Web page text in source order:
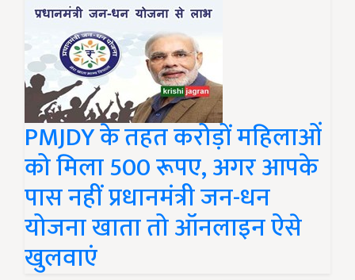
PMJDY के तहत करोड़ों महिलाओं
को मिला 500 रूपए, अगर आपके
पास नहीं प्रधानमंत्री जन-धन
योजना खाता तो ऑनलाइन ऐसे
खुलवाएं